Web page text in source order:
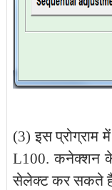
(3) इस
L100. कनेक्शन
सेलेक्ट करसकते